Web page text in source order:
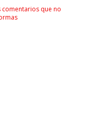
comentarios que no